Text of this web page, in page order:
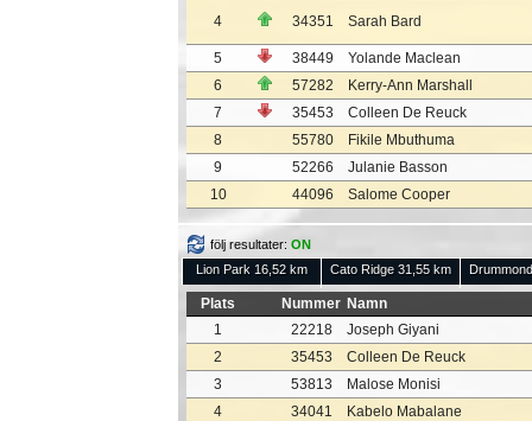
4 34351 Sarah Bard
5 38449
Yolande Maclean
6
57282
Kerry-Ann Marshall
7
35453
Colleen De Reuck
8
55780
Fikile Mbuthuma
9
52266
Julanie Basson
10
44096 Salome Cooper
följ resultater: ON
Lion Park 16,52 km
Cato Ridge 31,55 km
Plats Nummer Namn
1
22218
Joseph Giyani
2
35453
Colleen De Reuck
3
53813
Malose Monisi
4
34041
Kabelo Mabalane